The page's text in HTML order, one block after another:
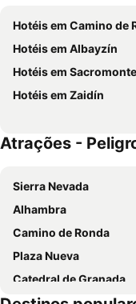
Atenas Granada
Vincci Albayzin
Porcel Sabica
Hotel Macià Monasterio de los
Crisol Guadalupe
Hotel Turia Granada
Hotel Andalucía Center
Room Mate Leo,
Hotel Don Juan
Sercotel Palacio de los
Hotéis em Camino de
Hotéis em Albayzín
Hotéis em Sacromonte
Hotéis em Zaidín
Atrações -
Sierra Nevada
Alhambra
Camino de Ronda
Plaza Nueva
Catedral de Granada